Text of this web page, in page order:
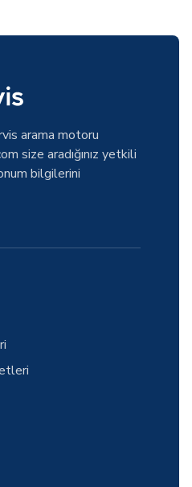
arama motoru
size aradığınız yetkili
bilgilerini